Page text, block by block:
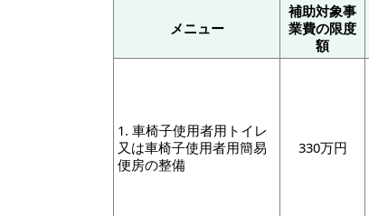
メニュー
補助対象事
業費の限度
額
1. 車椅子使用者用トイレ
又は車椅子使用者用簡易
便房の整備
330万円